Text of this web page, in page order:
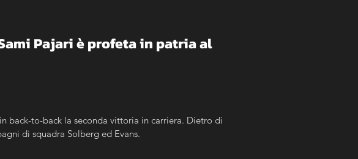
Pajari è profeta in patria al
back-to-back la seconda vittoria in carriera. Dietro di
di squadra Solberg ed Evans.